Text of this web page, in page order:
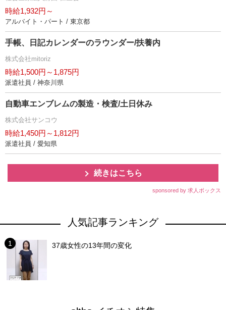
時給1,932円～
アルバイト・パート / 東京都
手帳、日記カレンダーのラウンダー/扶養内
株式会社mitoriz
時給1,500円～1,875円
派遣社員 / 神奈川県
自動車エンブレムの製造・検査/土日休み
株式会社サンコウ
時給1,450円～1,812円
派遣社員 / 愛知県
続きはこちら
sponsored by 求人ボックス
人気記事ランキング
37歳女性の13年間の変化